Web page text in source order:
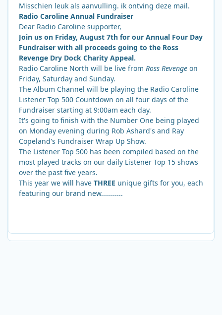
Misschien leuk als aanvulling. ik ontving deze mail.
Radio Caroline Annual Fundraiser
Dear Radio Caroline supporter,
Join us on Friday, August 7th for our Annual Four Day
Fundraiser with all proceeds going to the Ross
Revenge Dry Dock Charity Appeal.
Radio Caroline North will be live from Ross Revenge on
Friday, Saturday and Sunday.
The Album Channel will be playing the Radio Caroline
Listener Top 500 Countdown on all four days of the
Fundraiser starting at 9:00am each day.
It's going to finish with the Number One being played
on Monday evening during Rob Ashard's and Ray
Copeland's Fundraiser Wrap Up Show.
The Listener Top 500 has been compiled based on the
most played tracks on our daily Listener Top 15 shows
over the past five years.
This year we will have THREE unique gifts for you, each
featuring our brand new...........